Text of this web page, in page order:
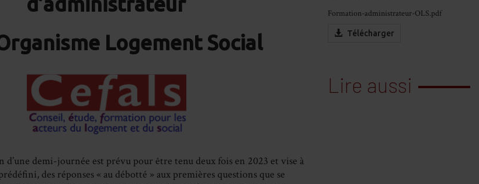
Logement Social
d’une demi-journée est prévu pour être tenu deux fois en 2023 et vise à
des réponses « au débotté » aux premières questions que se
Formation-administrateur-OLS.pdf
Télécharger
Lire aussi